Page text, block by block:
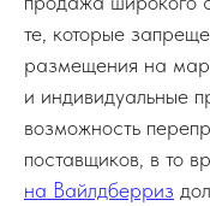
те, которые
размещения на
и индивидуальные
возможность
поставщиков, в то
на Вайлдберриз